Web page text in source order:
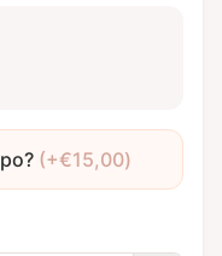
(+€15,00)